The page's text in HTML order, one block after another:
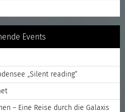
Events
„Silent reading“
– Eine Reise durch die Galaxis